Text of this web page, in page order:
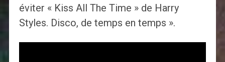
éviter « Kiss All The Time » de Harry
Styles. Disco, de temps en temps ».